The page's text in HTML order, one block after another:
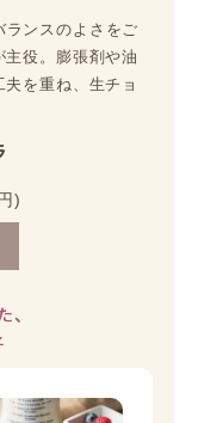
ランスのよさをご
役。膨張剤や油
を重ね、生チョ
)
、